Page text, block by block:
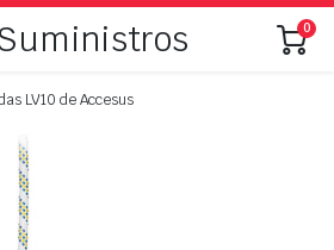
0
LV10 de Accesus